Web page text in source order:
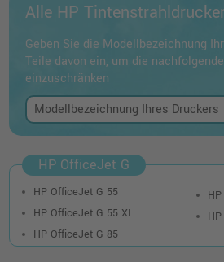
Alle HP
Geben Sie die Modellbezeichnung
Teile davon ein, um die
einzuschränken
HP OfficeJet G
HP OfficeJet G 55
HP OfficeJet G 55 XI
HP OfficeJet G 85